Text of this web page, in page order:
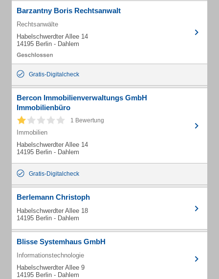
Barzantny Boris Rechtsanwalt
Rechtsanwälte
Habelschwerdter Allee 14
14195 Berlin - Dahlem
Gratis-Digitalcheck
Bercon Immobilienverwaltungs GmbH
Immobilienbüro
1 Bewertung
Immobilien
Habelschwerdter Allee 14
14195 Berlin - Dahlem
Gratis-Digitalcheck
Berlemann Christoph
Habelschwerdter Allee 18
14195 Berlin - Dahlem
Blisse Systemhaus GmbH
Informationstechnologie
Habelschwerdter Allee 9
14195 Berlin - Dahlem